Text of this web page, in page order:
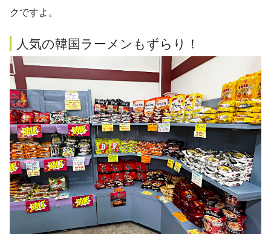
クですよ。
人気の韓国ラーメンもずらり！